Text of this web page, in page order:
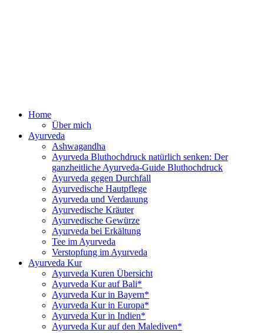
Home
Über mich
Ayurveda
Ashwagandha
Ayurveda Bluthochdruck natürlich senken: Der
ganzheitliche Ayurveda-Guide Bluthochdruck
Ayurveda gegen Durchfall
Ayurvedische Hautpflege
Ayurveda und Verdauung
Ayurvedische Kräuter
Ayurvedische Gewürze
Ayurveda bei Erkältung
Tee im Ayurveda
Verstopfung im Ayurveda
Ayurveda Kur
Ayurveda Kuren Übersicht
Ayurveda Kur auf Bali*
Ayurveda Kur in Bayern*
Ayurveda Kur in Europa*
Ayurveda Kur in Indien*
Ayurveda Kur auf den Malediven*